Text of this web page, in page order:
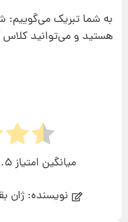
به شما تبریک می‌گوییم:
هستید و می‌توانید کلاس
میانگین امتیاز
نویسنده: ژان